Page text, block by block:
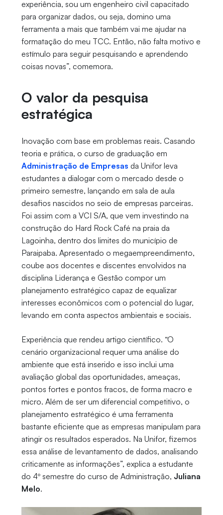
experiência, sou um engenheiro civil capacitado
para organizar dados, ou seja, domino uma
ferramenta a mais que também vai me ajudar na
formatação do meu TCC. Então, não falta motivo e
estímulo para seguir pesquisando e aprendendo
coisas novas”, comemora.
O valor da pesquisa
estratégica
Inovação com base em problemas reais. Casando
teoria e prática, o curso de graduação em
Administração de Empresas da Unifor leva
estudantes a dialogar com o mercado desde o
primeiro semestre, lançando em sala de aula
desafios nascidos no seio de empresas parceiras.
Foi assim com a VCI S/A, que vem investindo na
construção do Hard Rock Café na praia da
Lagoinha, dentro dos limites do município de
Paraipaba. Apresentado o megaempreendimento,
coube aos docentes e discentes envolvidos na
disciplina Liderança e Gestão compor um
planejamento estratégico capaz de equalizar
interesses econômicos com o potencial do lugar,
levando em conta aspectos ambientais e sociais.
Experiência que rendeu artigo científico. “O
cenário organizacional requer uma análise do
ambiente que está inserido e isso inclui uma
avaliação global das oportunidades, ameaças,
pontos fortes e pontos fracos, de forma macro e
micro. Além de ser um diferencial competitivo, o
planejamento estratégico é uma ferramenta
bastante eficiente que as empresas manipulam para
atingir os resultados esperados. Na Unifor, fizemos
essa análise de levantamento de dados, analisando
criticamente as informações”, explica a estudante
do 4º semestre do curso de Administração, Juliana
Melo.